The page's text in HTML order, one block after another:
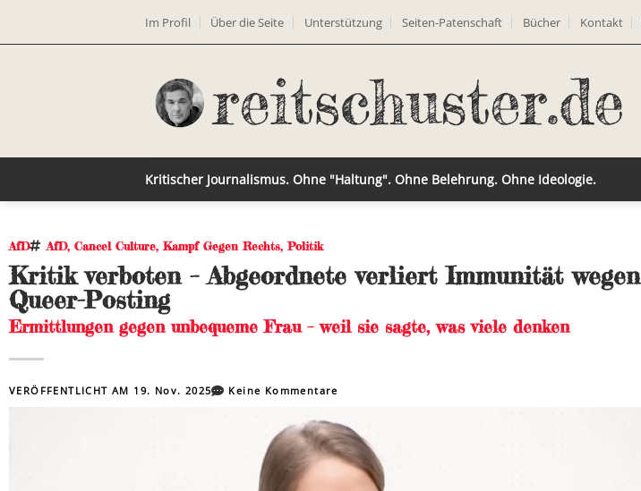
Im Profil Über die Seite Unterstützung Seiten-Patenschaft Bücher Kontakt
Kritischer Journalismus. Ohne "Haltung". Ohne Belehrung. Ohne Ideologie.
AfD AfD, Cancel Culture, Kampf Gegen Rechts,Politik
Kritik verboten – Abgeordnete verliert Immunität wegen
Queer-Posting
Ermittlungen gegen unbequeme Frau – weil sie sagte, was viele denken
VERÖFFENTLICHT AM 19. Nov. 2025 Keine Kommentare